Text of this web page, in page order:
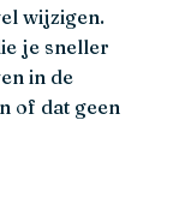
wijzigen.
je sneller
in de
of dat geen